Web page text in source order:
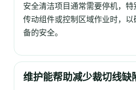
安全清洁项目通常需要停机，特
传动组件或控制区域作业时，
备的安全。
维护能帮助减少裁切线缺